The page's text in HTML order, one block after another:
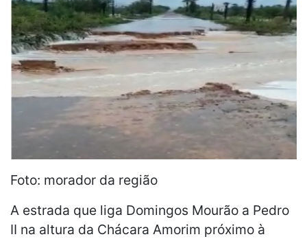
Foto: morador da região
A estrada que liga Domingos Mourão a Pedro
II na altura da Chácara Amorim próximo à